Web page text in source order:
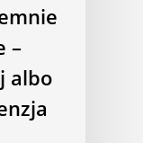
–
albo